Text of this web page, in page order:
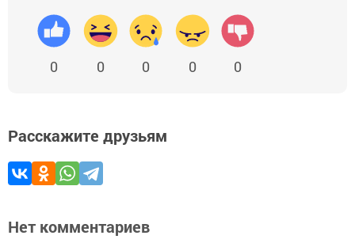
0 0 0 0 0
Расскажите друзьям
Нет комментариев